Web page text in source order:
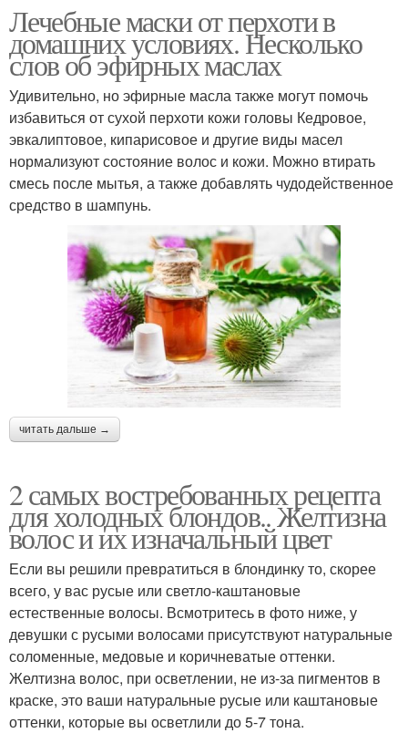
Лечебные маски от перхоти в
домашних условиях. Несколько
слов об эфирных маслах
Удивительно, но эфирные масла также могут помочь
избавиться от сухой перхоти кожи головы Кедровое,
эвкалиптовое, кипарисовое и другие виды масел
нормализуют состояние волос и кожи. Можно втирать
смесь после мытья, а также добавлять чудодейственное
средство в шампунь.
читать дальше →
2 самых востребованных рецепта
для холодных блондов.. Желтизна
волос и их изначальный цвет
Если вы решили превратиться в блондинку то, скорее
всего, у вас русые или светло-каштановые
естественные волосы. Всмотритесь в фото ниже, у
девушки с русыми волосами присутствуют натуральные
соломенные, медовые и коричневатые оттенки.
Желтизна волос, при осветлении, не из-за пигментов в
краске, это ваши натуральные русые или каштановые
оттенки, которые вы осветлили до 5-7 тона.